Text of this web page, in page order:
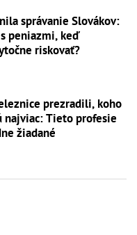
správanie Slovákov:
peniazmi, keď
riskovať?
prezradili, koho
najviac: Tieto profesie
žiadané